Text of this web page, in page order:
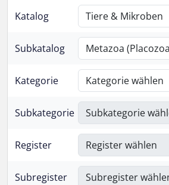
Katalog
Subkatalog
Kategorie
Subkategorie
Register
Subregister